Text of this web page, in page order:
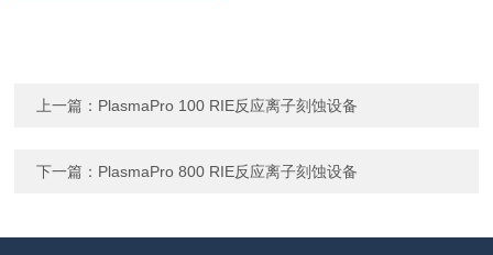
上一篇： PlasmaPro 100 RIE反应离子刻蚀设备
下一篇： PlasmaPro 800 RIE反应离子刻蚀设备